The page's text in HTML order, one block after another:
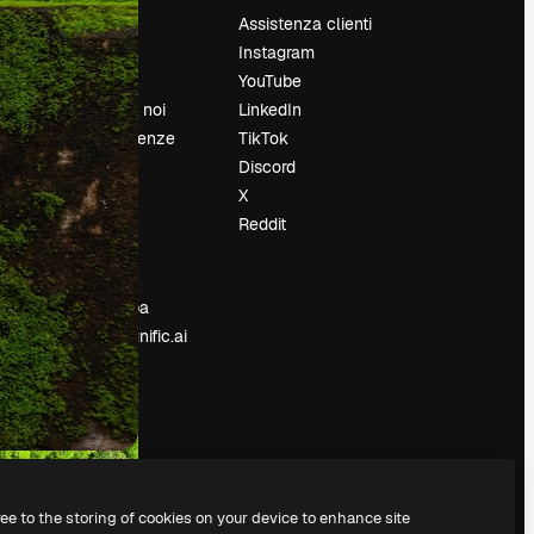
Prezzi
Chi siamo
Recensioni
Lavora con noi
Cerca tendenze
Blog
Eventi
Slidesgo
Vendi i tuoi
contenuti
Sala stampa
Cerchi magnific.ai
Assistenza clienti
Instagram
YouTube
LinkedIn
TikTok
Discord
X
Reddit
to the storing of cookies on your device to enhance site